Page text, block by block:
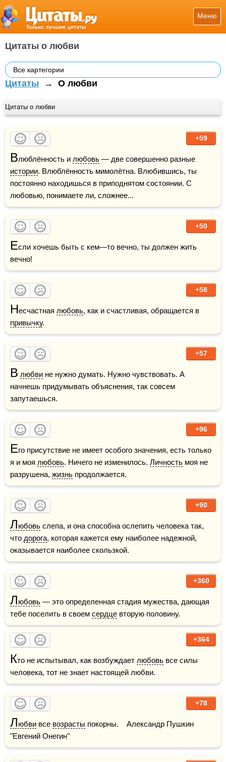
Меню
Цитаты о любви
Все картегории
Цитаты → О любви
Цитаты о любви
+59
Влюблённость и любовь
истории. Влюблённость мимолётна. Влюбившись, ты
постоянно находишься в приподнятом состоянии. С
любовью, понимаете ли, сложнее...
+50
Если хочешь быть с кем—то вечно, ты должен жить
вечно!
+58
Несчастная любовь
привычку.
+57
В любви не нужно думать. Нужно чувствовать. А
начнешь придумывать объяснения, так совсем
запутаешься.
+96
Его присутствие не имеет особого значения, есть только
я и моя любовь. Ничего не изменилось. Личность моя не
разрушена, жизнь продолжается.
+90
Любовь слепа, и она способна ослепить человека так,
что дорога, которая кажется ему наиболее надежной,
оказывается наиболее скользкой.
+360
Любовь — это определенная стадия мужества, дающая
тебе поселить в своем сердце вторую половину.
+364
Кто не испытывал, как возбуждает любовь все силы
человека, тот не знает настоящей любви.
+78
Любви все возрасты покорны.    Александр Пушкин
"Евгений Онегин"